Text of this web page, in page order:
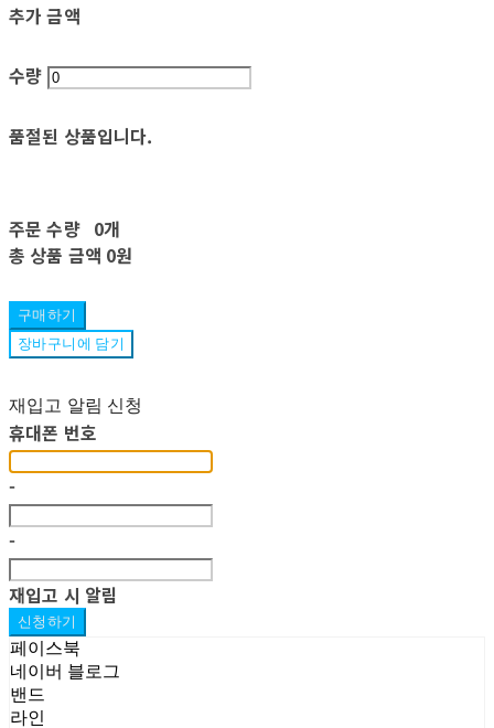
추가 금액
수량
품절된 상품입니다.
주문 수량 0개
총 상품 금액 0원
구매하기
장바구니에 담기
재입고 알림 신청
휴대폰 번호
-
-
재입고 시 알림
신청하기
페이스북
네이버 블로그
밴드
라인